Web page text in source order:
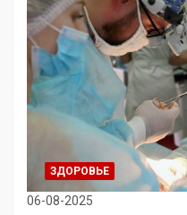
ЗДОРОВЬЕ
06-08-2025